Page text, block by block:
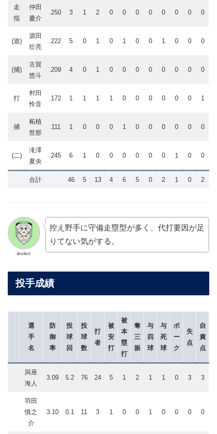
走
指
仲田
慶介
.250 3 1 2 0 0 0 0 0 0 0 0
(遊)
源田
壮亮
.222 5 0 1 0 1 0 0 1 0 0 0
(捕)
古賀
悠斗
.209 4 0 1 0 0 0 0 0 0 0 0
打
村田
怜音
.172 1 1 1 1 0 0 0 0 0 0 1
捕
柘植
世那
.111 1 0 0 0 1 0 0 0 0 0 0
(二)
滝澤
夏央
.245 6 1 0 0 0 0 0 0 1 0 0
合計 46 5 13 4 6 5 0 2 1 0 2
leoleo
控え野手に守備走塁型が多く、代打要因が足
りてない気がする。
投手成績
選
手
名
防
御
率
投
球
回
投
球
数
打
者
被
安
打
被
本
塁
打
奪
三
振
与
四
球
与
死
球
ボ
ー
ク
失
点
自
責
点
與座
海人
3.09 5.2 76 24 5 1 2 1 1 0 3 3
羽田
慎之
介
3.10 0.1 11 3 1 0 0 1 0 0 0 0